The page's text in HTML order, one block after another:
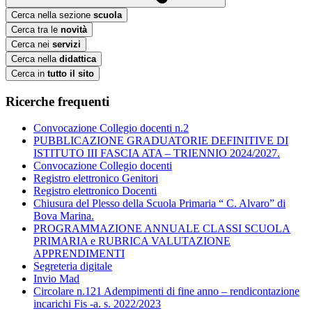
Cerca nella sezione scuola
Cerca tra le novità
Cerca nei servizi
Cerca nella didattica
Cerca in tutto il sito
Ricerche frequenti
Convocazione Collegio docenti n.2
PUBBLICAZIONE GRADUATORIE DEFINITIVE DI
ISTITUTO III FASCIA ATA – TRIENNIO 2024/2027.
Convocazione Collegio docenti
Registro elettronico Genitori
Registro elettronico Docenti
Chiusura del Plesso della Scuola Primaria “ C. Alvaro” di
Bova Marina.
PROGRAMMAZIONE ANNUALE CLASSI SCUOLA
PRIMARIA e RUBRICA VALUTAZIONE
APPRENDIMENTI
Segreteria digitale
Invio Mad
Circolare n.121 Adempimenti di fine anno – rendicontazione
incarichi Fis -a. s. 2022/2023